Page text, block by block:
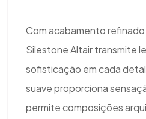
Com acabamento
Silestone Altair transmite
sofisticação em cada
suave proporciona
permite composições